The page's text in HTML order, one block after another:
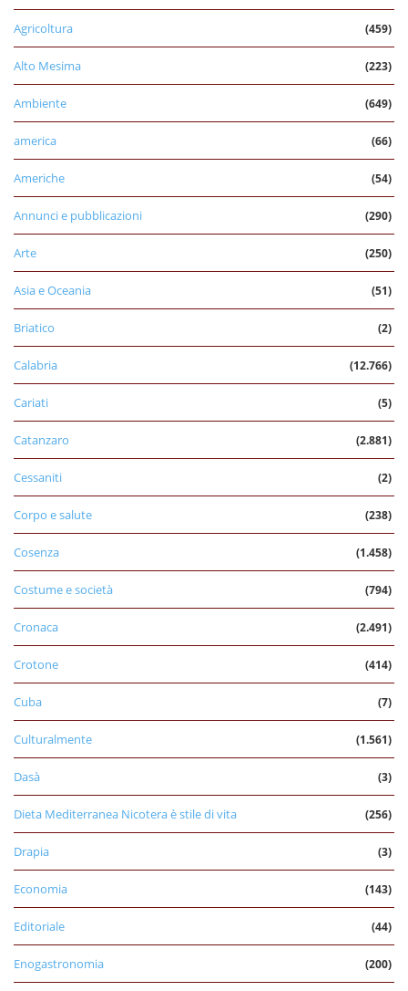
Agricoltura (459)
Alto Mesima (223)
Ambiente (649)
america (66)
Americhe (54)
Annunci e pubblicazioni (290)
Arte (250)
Asia e Oceania (51)
Briatico (2)
Calabria (12.766)
Cariati (5)
Catanzaro (2.881)
Cessaniti (2)
Corpo e salute (238)
Cosenza (1.458)
Costume e società (794)
Cronaca (2.491)
Crotone (414)
Cuba (7)
Culturalmente (1.561)
Dasà (3)
Dieta Mediterranea Nicotera è stile di vita (256)
Drapia (3)
Economia (143)
Editoriale (44)
Enogastronomia (200)